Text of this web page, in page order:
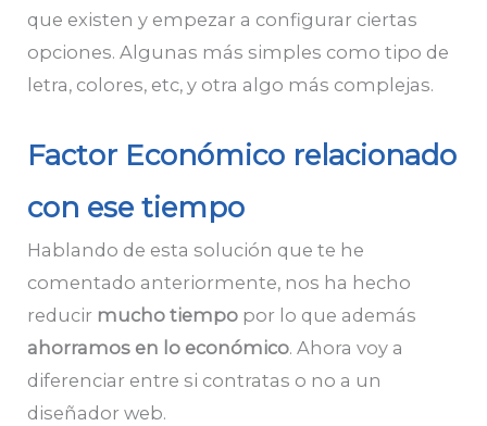
que existen y empezar a configurar ciertas
opciones. Algunas más simples como tipo de
letra, colores, etc, y otra algo más complejas.
Factor Económico relacionado
con ese tiempo
Hablando de esta solución que te he
comentado anteriormente, nos ha hecho
reducir mucho tiempo por lo que además
ahorramos en lo económico. Ahora voy a
diferenciar entre si contratas o no a un
diseñador web.